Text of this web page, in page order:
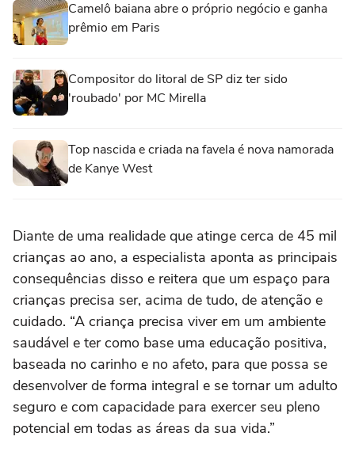
Camelô baiana abre o próprio negócio e ganha
prêmio em Paris
Compositor do litoral de SP diz ter sido
'roubado' por MC Mirella
Top nascida e criada na favela é nova namorada
de Kanye West
Diante de uma realidade que atinge cerca de 45 mil
crianças ao ano, a especialista aponta as principais
consequências disso e reitera que um espaço para
crianças precisa ser, acima de tudo, de atenção e
cuidado. “A criança precisa viver em um ambiente
saudável e ter como base uma educação positiva,
baseada no carinho e no afeto, para que possa se
desenvolver de forma integral e se tornar um adulto
seguro e com capacidade para exercer seu pleno
potencial em todas as áreas da sua vida.”